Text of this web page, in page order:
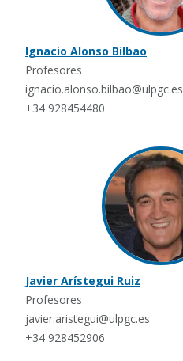
Ignacio Alonso Bilbao
Profesores
ignacio.alonso.bilbao@ulpgc.es
+34 928454480
Javier Arístegui Ruiz
Profesores
javier.aristegui@ulpgc.es
+34 928452906